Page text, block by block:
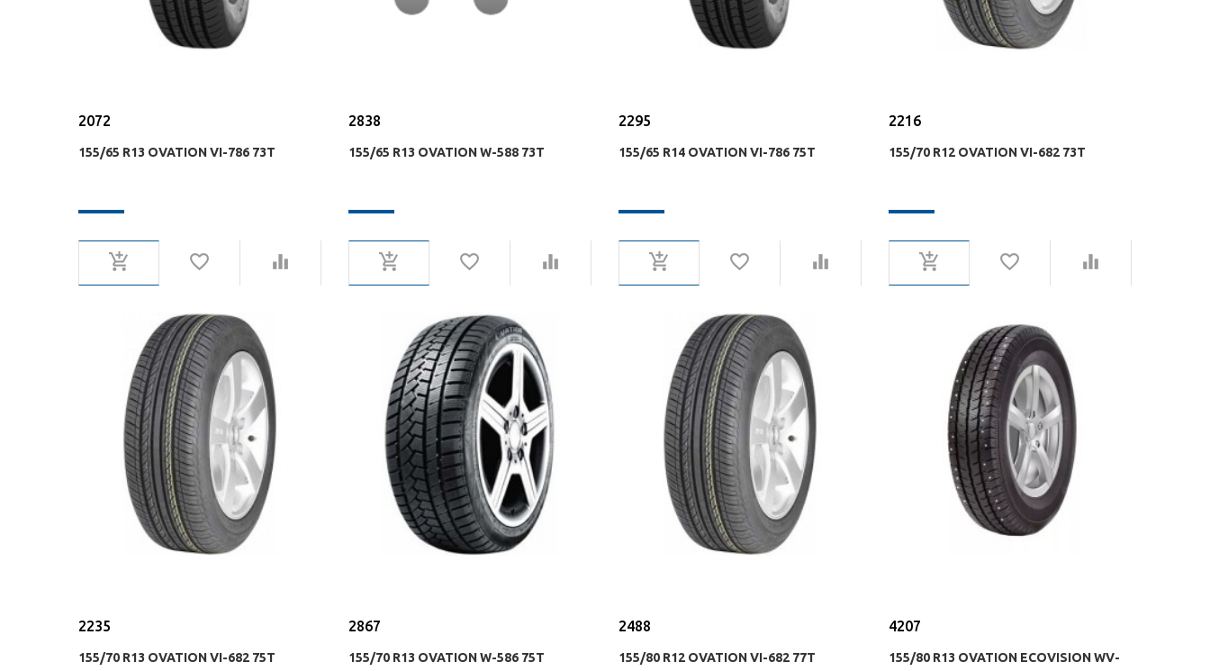
2072
155/65 R13 OVATION VI-786 73T
2838
155/65 R13 OVATION W-588 73T
2295
155/65 R14 OVATION VI-786 75T
2216
155/70 R12 OVATION VI-682 73T
2235
155/70 R13 OVATION VI-682 75T
2867
155/70 R13 OVATION W-586 75T
2488
155/80 R12 OVATION VI-682 77T
4207
155/80 R13 OVATION ECOVISION WV-